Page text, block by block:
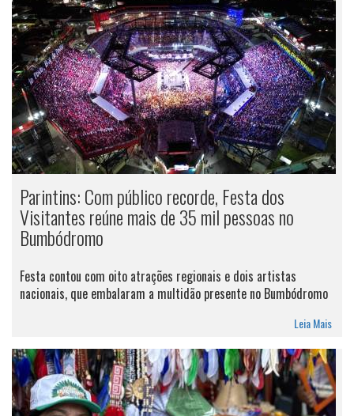
Parintins: Com público recorde, Festa dos
Visitantes reúne mais de 35 mil pessoas no
Bumbódromo
Festa contou com oito atrações regionais e dois artistas
nacionais, que embalaram a multidão presente no Bumbódromo
Leia Mais